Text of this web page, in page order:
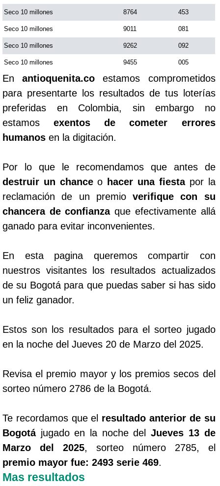
Seco 10 millones 8764 453
Seco 10 millones 9011 081
Seco 10 millones 9262 092
Seco 10 millones 9455 005
Enantioquenita.co estamos comprometidos
para presentarte los resultados de tus loterías
preferidas en Colombia, sin embargo no
estamosexentos de cometer errores
humanos en la digitación.
Por lo que le recomendamos que antes de
destruir un chanceo hacer una fiestapor la
reclamación de un premioverifique con su
chancera de confianzaque efectivamente allá
ganado para evitar inconvenientes.
En esta pagina queremos compartir con
nuestros visitantes los resultados actualizados
de su Bogotá para que puedas saber si has sido
un feliz ganador.
Estos son los resultados para el sorteo jugado
en la noche del Jueves 20 de Marzo del 2025.
Revisa el premio mayor y los premios secos del
sorteo número 2786 de la Bogotá.
Te recordamos que el resultado anterior de su
Bogotájugado en la noche delJueves 13 de
Marzo del 2025, sorteo número 2785, el
premio mayor fue: 2493 serie 469.
Mas resultados